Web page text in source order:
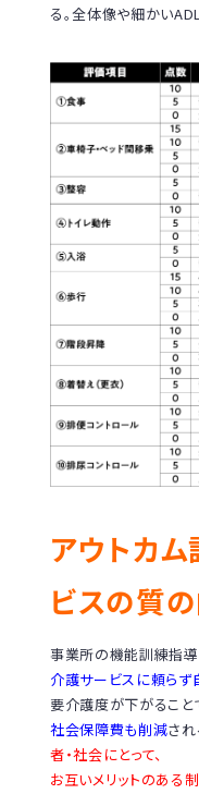
る。全体像や細かい
アウトカ
ビスの質
事業所の機能訓練指
介護サービスに頼らず
要介護度が下がること
社会保障費も削減さ
者・社会にとって、
お互いメリットのある